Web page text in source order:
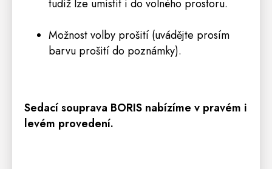
tudíž lze umístit i do volného prostoru.
Možnost volby prošití (uvádějte prosím
barvu prošití do poznámky).
Sedací souprava BORIS nabízíme v pravém i
levém provedení.